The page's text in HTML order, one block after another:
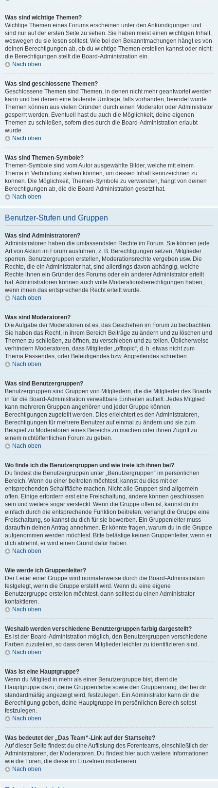
Was sind wichtige Themen?
Wichtige Themen eines Forums erscheinen unter den Ankündigungen und
sind nur auf der ersten Seite zu sehen. Sie haben meist einen wichtigen Inhalt,
weswegen du sie lesen solltest. Wie bei den Bekanntmachungen hängt es von
deinen Berechtigungen ab, ob du wichtige Themen erstellen kannst oder nicht;
die Berechtigungen stellt die Board-Administration ein.
Nach oben
Was sind geschlossene Themen?
Geschlossene Themen sind Themen, in denen nicht mehr geantwortet werden
kann und bei denen eine laufende Umfrage, falls vorhanden, beendet wurde.
Themen können aus vielen Gründen durch einen Moderator oder Administrator
gesperrt werden. Eventuell hast du auch die Möglichkeit, deine eigenen
Themen zu schließen, sofern dies durch die Board-Administration erlaubt
wurde.
Nach oben
Was sind Themen-Symbole?
Themen-Symbole sind vom Autor ausgewählte Bilder, welche mit einem
Thema in Verbindung stehen können, um dessen Inhalt kennzeichnen zu
können. Die Möglichkeit, Themen-Symbole zu verwenden, hängt von deinen
Berechtigungen ab, die die Board-Administration gesetzt hat.
Nach oben
Benutzer-Stufen und Gruppen
Was sind Administratoren?
Administratoren haben die umfassendsten Rechte im Forum. Sie können jede
Art von Aktion im Forum ausführen; z. B. Berechtigungen setzen, Mitglieder
sperren, Benutzergruppen erstellen, Moderationsrechte vergeben usw. Die
Rechte, die ein Administrator hat, sind allerdings davon abhängig, welche
Rechte ihnen ein Gründer des Forums oder ein anderer Administrator erteilt
hat. Administratoren können auch volle Moderationsberechtigungen haben,
wenn ihnen das entsprechende Recht erteilt wurde.
Nach oben
Was sind Moderatoren?
Die Aufgabe der Moderatoren ist es, das Geschehen im Forum zu beobachten.
Sie haben das Recht, in ihrem Bereich Beiträge zu ändern und zu löschen und
Themen zu schließen, zu öffnen, zu verschieben und zu teilen. Üblicherweise
verhindern Moderatoren, dass Mitglieder „offtopic“, d. h. etwas nicht zum
Thema Passendes, oder Beleidigendes bzw. Angreifendes schreiben.
Nach oben
Was sind Benutzergruppen?
Benutzergruppen sind Gruppen von Mitgliedern, die die Mitglieder des Boards
in für die Board-Administration verwaltbare Einheiten aufteilt. Jedes Mitglied
kann mehreren Gruppen angehören und jeder Gruppe können
Berechtigungen zugeteilt werden. Dies erleichtert es den Administratoren,
Berechtigungen für mehrere Benutzer auf einmal zu ändern und sie zum
Beispiel zu Moderatoren eines Bereichs zu machen oder ihnen Zugriff zu
einem nichtöffentlichen Forum zu geben.
Nach oben
Wo finde ich die Benutzergruppen und wie trete ich ihnen bei?
Du findest die Benutzergruppen unter „Benutzergruppen“ im persönlichen
Bereich. Wenn du einer beitreten möchtest, kannst du dies mit der
entsprechenden Schaltfläche machen. Nicht alle Gruppen sind allgemein
offen. Einige erfordern erst eine Freischaltung, andere können geschlossen
sein und weitere sogar versteckt. Wenn die Gruppe offen ist, kannst du ihr
einfach durch die entsprechende Funktion beitreten; verlangt die Gruppe eine
Freischaltung, so kannst du dich für sie bewerben. Ein Gruppenleiter muss
daraufhin deinen Antrag annehmen. Er könnte fragen, warum du in die Gruppe
aufgenommen werden möchtest. Bitte belästige keinen Gruppenleiter, wenn er
dich ablehnt, er wird einen Grund dafür haben.
Nach oben
Wie werde ich Gruppenleiter?
Der Leiter einer Gruppe wird normalerweise durch die Board-Administration
festgelegt, wenn die Gruppe erstellt wird. Wenn du eine eigene
Benutzergruppe erstellen möchtest, dann solltest du einen Administrator
kontaktieren.
Nach oben
Weshalb werden verschiedene Benutzergruppen farbig dargestellt?
Es ist der Board-Administration möglich, den Benutzergruppen verschiedene
Farben zuzuteilen, so dass deren Mitglieder leichter zu identifizieren sind.
Nach oben
Was ist eine Hauptgruppe?
Wenn du Mitglied in mehr als einer Benutzergruppe bist, dient die
Hauptgruppe dazu, deine Gruppenfarbe sowie den Gruppenrang, der bei dir
standardmäßig angezeigt wird, festzulegen. Ein Administrator kann dir die
Berechtigung geben, deine Hauptgruppe im persönlichen Bereich selbst
festzulegen.
Nach oben
Was bedeutet der „Das Team“-Link auf der Startseite?
Auf dieser Seite findest du eine Auflistung des Forenteams, einschließlich der
Administratoren, der Moderatoren. Du findest hier auch weitere Informationen
wie die Foren, die diese im Einzelnen moderieren.
Nach oben